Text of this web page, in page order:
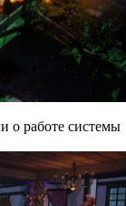
о работе системы